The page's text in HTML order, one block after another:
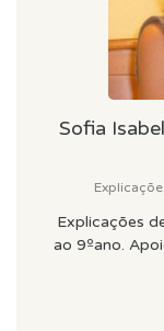
Sofia
Explicações
ao 9ºano.